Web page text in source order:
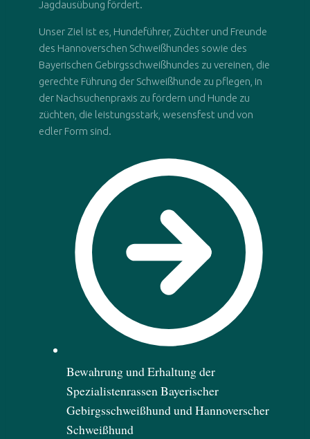
Jagdausübung fördert.
Unser Ziel ist es, Hundeführer, Züchter und Freunde
des Hannoverschen Schweißhundes sowie des
Bayerischen Gebirgsschweißhundes zu vereinen, die
gerechte Führung der Schweißhunde zu pflegen, in
der Nachsuchenpraxis zu fördern und Hunde zu
züchten, die leistungsstark, wesensfest und von
edler Form sind.
Bewahrung und Erhaltung der
Spezialistenrassen Bayerischer
Gebirgsschweißhund und Hannoverscher
Schweißhund